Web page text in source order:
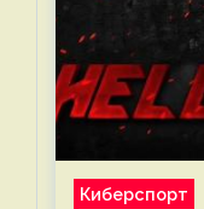
Киберспорт